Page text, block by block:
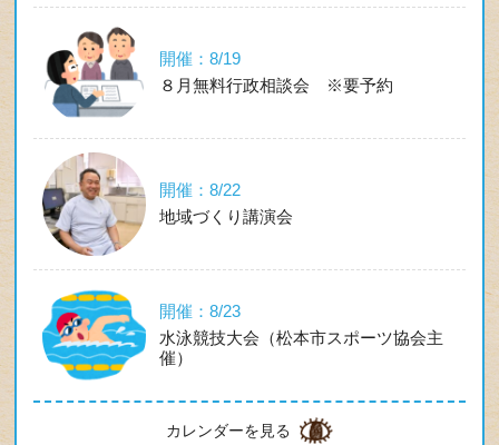
開催：8/19
８月無料行政相談会 ※要予約
開催：8/22
地域づくり講演会
開催：8/23
水泳競技大会（松本市スポーツ協会主
催）
カレンダーを見る